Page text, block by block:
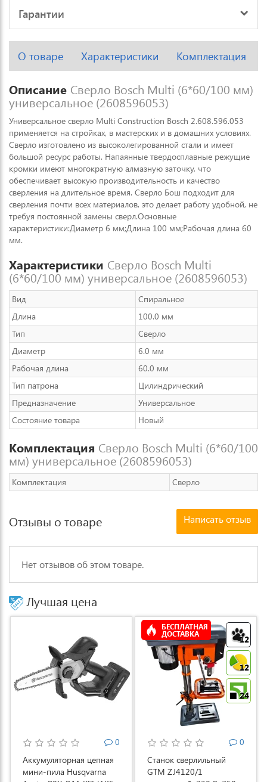
Гарантии
О товаре Характеристики Комплектация
Описание Сверло Bosch Multi (6*60/100 мм)
универсальное (2608596053)
Универсальное сверло Multi Construction Bosch 2.608.596.053
применяется на стройках, в мастерских и в домашних условиях.
Сверло изготовлено из высоколегированной стали и имеет
большой ресурс работы. Напаянные твердосплавные режущие
кромки имеют многократную алмазную заточку, что
обеспечивает высокую производительность и качество
сверления на длительное время. Сверло Бош подходит для
сверления почти всех материалов, это делает работу удобной, не
требуя постоянной замены сверл.Основные
характеристики:Диаметр 6 мм;Длина 100 мм;Рабочая длина 60
мм.
Характеристики Сверло Bosch Multi
(6*60/100 мм) универсальное (2608596053)
Вид
Спиральное
Длина
100.0 мм
Тип
Сверло
Диаметр
6.0 мм
Рабочая длина
60.0 мм
Тип патрона
Цилиндрический
Предназначение
Универсальное
Состояние товара
Новый
Комплектация Сверло Bosch Multi (6*60/100
мм) универсальное (2608596053)
Комплектация Сверло
Отзывы о товаре Написать отзыв
Нет отзывов об этом товаре.
Лучшая цена
0
Аккумуляторная цепная
мини-пила Husqvarna
12
12
24
БЕСПЛАТНАЯ
ДОСТАВКА
0
Станок сверлильный
GTM ZJ4120/1